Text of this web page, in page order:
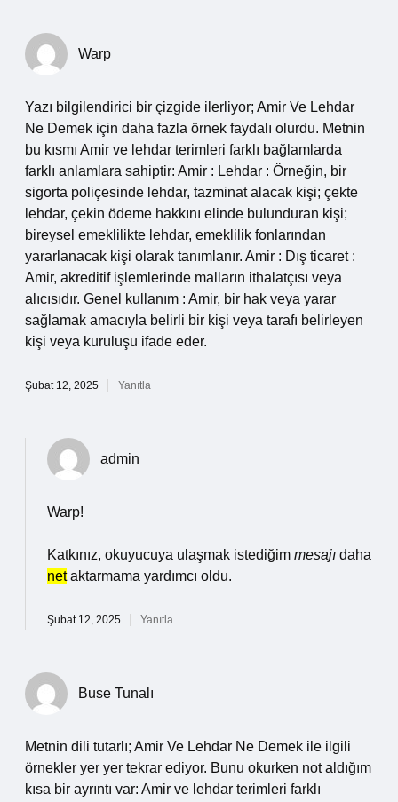
Warp
Yazı bilgilendirici bir çizgide ilerliyor; Amir Ve Lehdar
Ne Demek için daha fazla örnek faydalı olurdu. Metnin
bu kısmı Amir ve lehdar terimleri farklı bağlamlarda
farklı anlamlara sahiptir: Amir : Lehdar : Örneğin, bir
sigorta poliçesinde lehdar, tazminat alacak kişi; çekte
lehdar, çekin ödeme hakkını elinde bulunduran kişi;
bireysel emeklilikte lehdar, emeklilik fonlarından
yararlanacak kişi olarak tanımlanır. Amir : Dış ticaret :
Amir, akreditif işlemlerinde malların ithalatçısı veya
alıcısıdır. Genel kullanım : Amir, bir hak veya yarar
sağlamak amacıyla belirli bir kişi veya tarafı belirleyen
kişi veya kuruluşu ifade eder.
Şubat 12, 2025 Yanıtla
admin
Warp!
Katkınız, okuyucuya ulaşmak istediğim mesajı daha
netaktarmama yardımcı oldu.
Şubat 12, 2025 Yanıtla
Buse Tunalı
Metnin dili tutarlı; Amir Ve Lehdar Ne Demek ile ilgili
örnekler yer yer tekrar ediyor. Bunu okurken not aldığım
kısa bir ayrıntı var: Amir ve lehdar terimleri farklı